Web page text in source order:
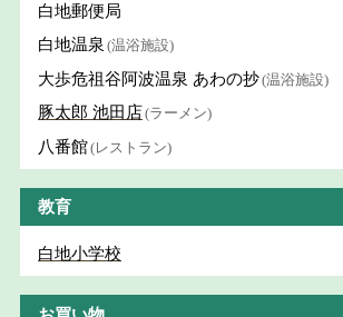
白地郵便局
白地温泉 (温浴施設)
大歩危祖谷阿波温泉 あわの抄(温浴施設)
豚太郎 池田店(ラーメン)
八番館(レストラン)
教育
白地小学校